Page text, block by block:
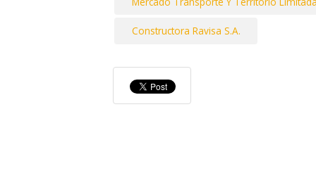
Constructora Ravisa S.A.